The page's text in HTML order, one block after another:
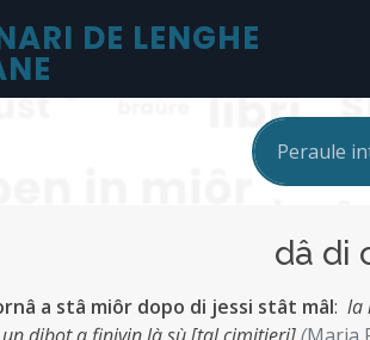
DE LENGHE
dâ di
a stâ miôr dopo di jessi stât mâl: la